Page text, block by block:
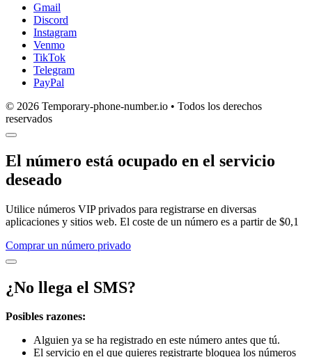
Gmail
Discord
Instagram
Venmo
TikTok
Telegram
PayPal
© 2026 Temporary-phone-number.io • Todos los derechos
reservados
El número está ocupado en el servicio
deseado
Utilice números VIP privados para registrarse en diversas
aplicaciones y sitios web. El coste de un número es a partir de $0,1
Comprar un número privado
¿No llega el SMS?
Posibles razones:
Alguien ya se ha registrado en este número antes que tú.
El servicio en el que quieres registrarte bloquea los números